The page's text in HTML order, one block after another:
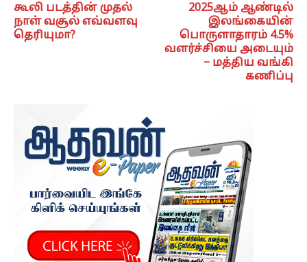
கூலி படத்தின் முதல்
நாள் வசூல் எவ்வளவு
தெரியுமா?
2025ஆம் ஆண்டில்
இலங்கையின்
பொருளாதாரம் 4.5%
வளர்ச்சியை அடையும்
– மத்திய வங்கி
கணிப்பு